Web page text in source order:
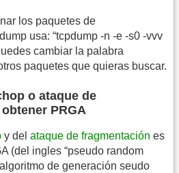
los paquetes de
usa: “tcpdump -n -e -s0 -vvv
cambiar la palabra
paquetes que quieras buscar.
o ataque de
PRGA
y del ataque de fragmentación es
(del ingles “pseudo random
de generación seudo